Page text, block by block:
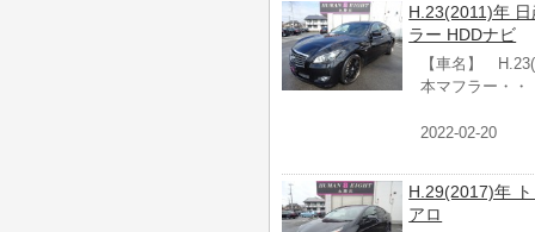
H.23(2011)年
ラー HDDナビ
【車名】
本マフラー・・
2022-02-20
H.29(2017)年
アロ